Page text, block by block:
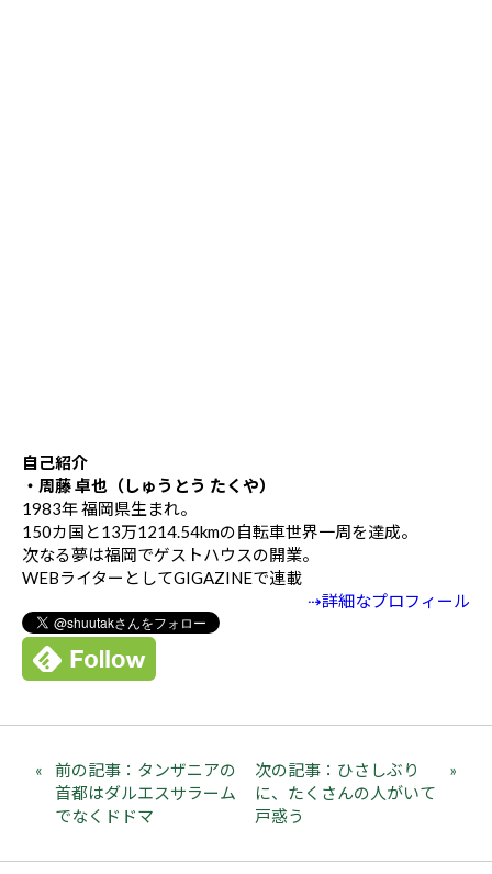
自己紹介
・周藤 卓也（しゅうとう たくや）
1983年 福岡県生まれ。
150カ国と13万1214.54kmの自転車世界一周を達成。
次なる夢は福岡でゲストハウスの開業。
WEBライターとしてGIGAZINEで連載
⇢詳細なプロフィール
前の記事：タンザニアの
首都はダルエスサラーム
でなくドドマ
次の記事：ひさしぶり
に、たくさんの人がいて
戸惑う